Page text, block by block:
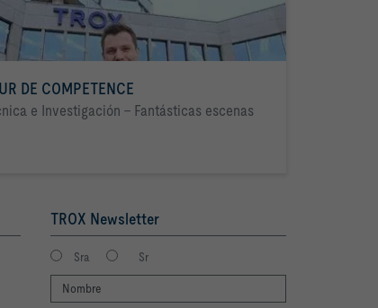
DE COMPETENCE
e Investigación - Fantásticas escenas
TROX Newsletter
Sra Sr